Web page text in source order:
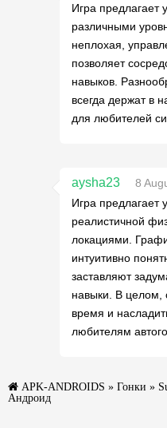
Игра предлагает
различными
неплохая,
позволяет
навыков.
всегда держат в
для любителей
aysha23
8
Игра предлагает
реалистичной
локациями.
интуитивно
заставляют
навыки. В целом,
время и
любителям
APK-ANDROIDS » Гонки »
Андроид